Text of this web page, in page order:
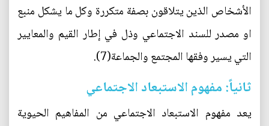
الأشخاص الذين يتلاقون بصفة متكررة وكل ما يشكل منبع
او مصدر للسند الاجتماعي وذل في إطار القيم والمعايير
التي يسير وفقها المجتمع والجماعة(7).
ثانياً: مفهوم الاستبعاد الاجتماعي
يعد مفهوم الاستبعاد الاجتماعي من المفاهيم الحيوية